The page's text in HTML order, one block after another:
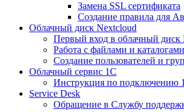
Замена SSL сертификата
Создание правила для
Облачный диск Nextcloud
Первый вход в облачный диск
Работа с файлами и
Создание пользователей и
Облачный сервис 1С
Инструкция по подключению
Service Desk
Обращение в Службу